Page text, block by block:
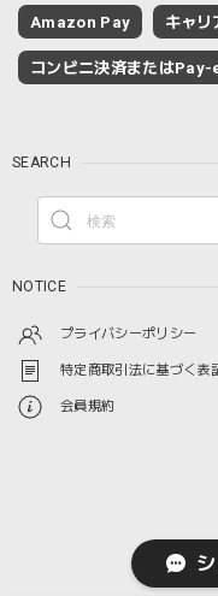
Amazon Pay キャリ
コンビニ決済またはPay-
SEARCH
NOTICE
プライバシーポリシー
特定商取引法に基づく表
会員規約